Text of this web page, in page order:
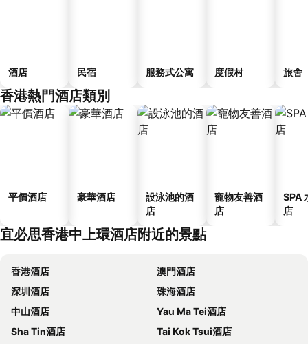
酒店 民宿 服務式公寓 度假村 旅舍
香港熱門酒店類別
平價酒店 豪華酒店
設泳池的酒
店
寵物友善酒
店
SPA
店
宜必思香港中上環酒店附近的景點
香港酒店
澳門酒店
深圳酒店
珠海酒店
中山酒店
Yau Ma Tei酒店
Sha Tin酒店
Tai Kok Tsui酒店